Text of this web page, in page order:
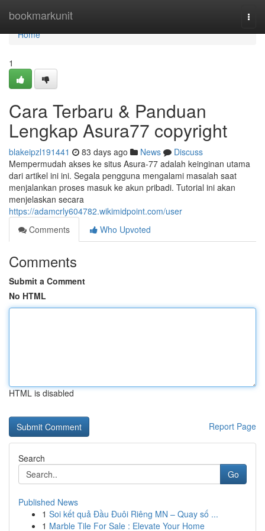
bookmarkunit
Home
Home
1
Cara Terbaru & Panduan
Lengkap Asura77 copyright
blakeipzl191441 83 days ago News
Discuss
Mempermudah akses ke situs Asura-77 adalah keinginan utama
dari artikel ini ini. Segala pengguna mengalami masalah saat
menjalankan proses masuk ke akun pribadi. Tutorial ini akan
menjelaskan secara
https://adamcrly604782.wikimidpoint.com/user
Comments
Who Upvoted
Comments
Submit a Comment
No HTML
HTML is disabled
Report Page
Search
Go
Published News
1 Soi kết quả Đầu Đuôi Riêng MN – Quay số ...
1 Marble Tile For Sale : Elevate Your Home